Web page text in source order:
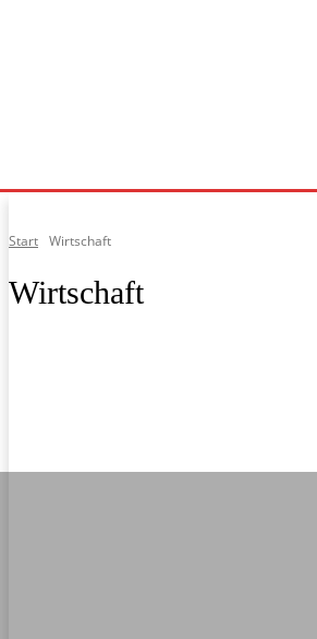
Start Wirtschaft
Wirtschaft